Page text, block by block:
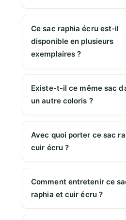
Ce sac raphia écru est-il
disponible en plusieurs
exemplaires ?
Existe-t-il ce même sac
un autre coloris ?
Avec quoi porter ce sac
cuir écru ?
Comment entretenir ce
raphia et cuir écru ?